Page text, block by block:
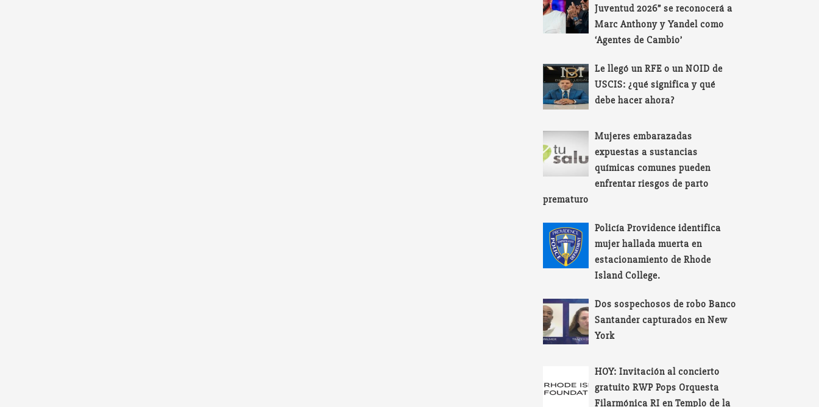
Juventud 2026” se reconocerá a
Marc Anthony y Yandel como
‘Agentes de Cambio’
Le llegó un RFE o un NOID de
USCIS: ¿qué significa y qué
debe hacer ahora?
Mujeres embarazadas
expuestas a sustancias
químicas comunes pueden
enfrentar riesgos de parto
prematuro
Policía Providence identifica
mujer hallada muerta en
estacionamiento de Rhode
Island College.
Dos sospechosos de robo Banco
Santander capturados en New
York
HOY: Invitación al concierto
gratuito RWP Pops Orquesta
Filarmónica RI en Templo de la